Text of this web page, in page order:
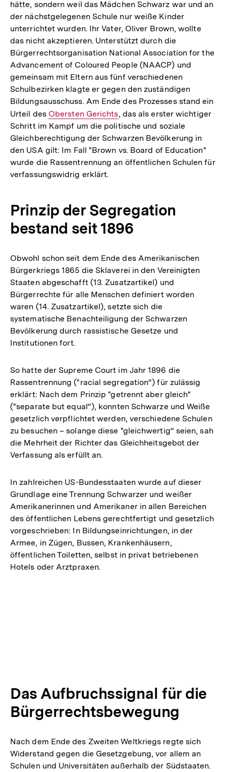
hätte, sondern weil das Mädchen Schwarz war und an
der nächstgelegenen Schule nur weiße Kinder
unterrichtet wurden. Ihr Vater, Oliver Brown, wollte
das nicht akzeptieren. Unterstützt durch die
Bürgerrechtsorganisation National Association for the
Advancement of Coloured People (NAACP) und
gemeinsam mit Eltern aus fünf verschiedenen
Schulbezirken klagte er gegen den zuständigen
Bildungsausschuss. Am Ende des Prozesses stand ein
Urteil des Interner
Link:
Obersten Gerichts, das als erster wichtiger
Schritt im Kampf um die politische und soziale
Gleichberechtigung der Schwarzen Bevölkerung in
den USA gilt: Im Fall "Brown vs. Board of Education"
wurde die Rassentrennung an öffentlichen Schulen für
verfassungswidrig erklärt.
Prinzip der Segregation
bestand seit 1896
Obwohl schon seit dem Ende des Amerikanischen
Bürgerkriegs 1865 die Sklaverei in den Vereinigten
Staaten abgeschafft (13. Zusatzartikel) und
Bürgerrechte für alle Menschen definiert worden
waren (14. Zusatzartikel), setzte sich die
systematische Benachteiligung der Schwarzen
Bevölkerung durch rassistische Gesetze und
Institutionen fort.
So hatte der Supreme Court im Jahr 1896 die
Rassentrennung ("racial segregation“) für zulässig
erklärt: Nach dem Prinzip "getrennt aber gleich"
("separate but equal“), konnten Schwarze und Weiße
gesetzlich verpflichtet werden, verschiedene Schulen
zu besuchen – solange diese "gleichwertig“ seien, sah
die Mehrheit der Richter das Gleichheitsgebot der
Verfassung als erfüllt an.
In zahlreichen US-Bundesstaaten wurde auf dieser
Grundlage eine Trennung Schwarzer und weißer
Amerikanerinnen und Amerikaner in allen Bereichen
des öffentlichen Lebens gerechtfertigt und gesetzlich
vorgeschrieben: In Bildungseinrichtungen, in der
Armee, in Zügen, Bussen, Krankenhäusern,
öffentlichen Toiletten, selbst in privat betriebenen
Hotels oder Arztpraxen.
Das Aufbruchssignal für die
Bürgerrechtsbewegung
Nach dem Ende des Zweiten Weltkriegs regte sich
Widerstand gegen die Gesetzgebung, vor allem an
Schulen und Universitäten außerhalb der Südstaaten.